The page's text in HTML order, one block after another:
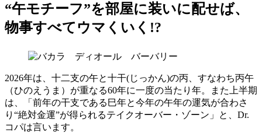
“午モチーフ”を部屋に装いに配せば、
物事すべてウマくいく!?
2026年は、十二支の午と十干(じっかん)の丙、すなわち丙午
（ひのえうま）が重なる60年に一度の当たり年。また上半期
は、「前年の干支である巳年と今年の午年の運気が合わさ
り“絶対金運”が得られるテイクオーバー・ゾーン」と、Dr.
コパは言います。